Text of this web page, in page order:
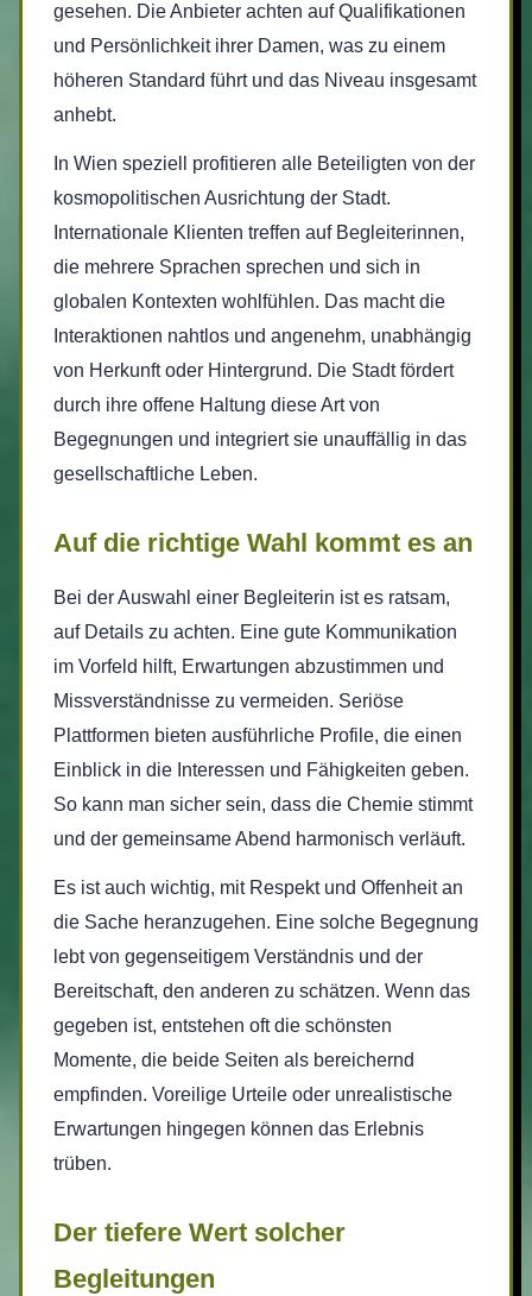
gesehen. Die Anbieter achten auf Qualifikationen
und Persönlichkeit ihrer Damen, was zu einem
höheren Standard führt und das Niveau insgesamt
anhebt.
In Wien speziell profitieren alle Beteiligten von der
kosmopolitischen Ausrichtung der Stadt.
Internationale Klienten treffen auf Begleiterinnen,
die mehrere Sprachen sprechen und sich in
globalen Kontexten wohlfühlen. Das macht die
Interaktionen nahtlos und angenehm, unabhängig
von Herkunft oder Hintergrund. Die Stadt fördert
durch ihre offene Haltung diese Art von
Begegnungen und integriert sie unauffällig in das
gesellschaftliche Leben.
Auf die richtige Wahl kommt es an
Bei der Auswahl einer Begleiterin ist es ratsam,
auf Details zu achten. Eine gute Kommunikation
im Vorfeld hilft, Erwartungen abzustimmen und
Missverständnisse zu vermeiden. Seriöse
Plattformen bieten ausführliche Profile, die einen
Einblick in die Interessen und Fähigkeiten geben.
So kann man sicher sein, dass die Chemie stimmt
und der gemeinsame Abend harmonisch verläuft.
Es ist auch wichtig, mit Respekt und Offenheit an
die Sache heranzugehen. Eine solche Begegnung
lebt von gegenseitigem Verständnis und der
Bereitschaft, den anderen zu schätzen. Wenn das
gegeben ist, entstehen oft die schönsten
Momente, die beide Seiten als bereichernd
empfinden. Voreilige Urteile oder unrealistische
Erwartungen hingegen können das Erlebnis
trüben.
Der tiefere Wert solcher
Begleitungen